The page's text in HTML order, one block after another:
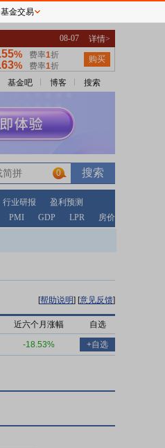
基金吧 博客 搜索
0
行业研报
盈利预测
PMI GDP LPR 房价
[帮助说明] [意见反馈]
近六个月涨幅 自选
-18.53% +自选
基金交易